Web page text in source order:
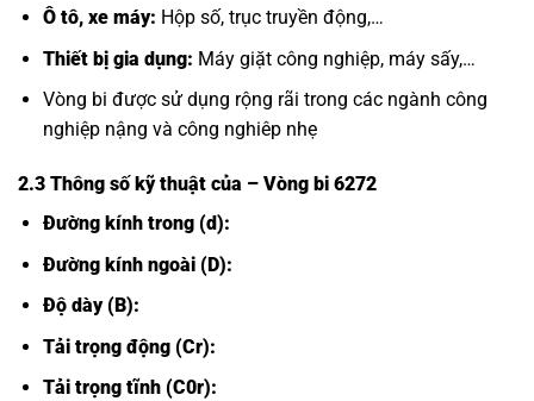
Ô tô, xe máy: Hộp số, trục truyền động,…
Thiết bị gia dụng: Máy giặt công nghiệp, máy sấy,…
Vòng bi được sử dụng rộng rãi trong các ngành công
nghiệp nậng và công nghiêp nhẹ
2.3 Thông số kỹ thuật của – Vòng bi 6272
Đường kính trong (d):
Đường kính ngoài (D):
Độ dày (B):
Tải trọng động (Cr):
Tải trọng tĩnh (C0r):